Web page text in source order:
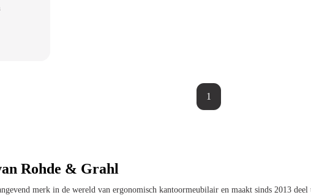
1
Rohde & Grahl
merk in de wereld van ergonomisch kantoormeubilair en maakt sinds 2013